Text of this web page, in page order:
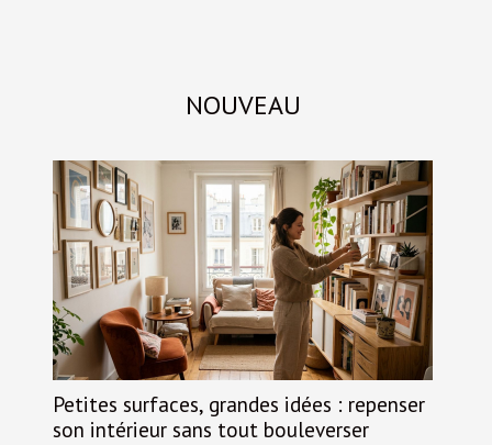
NOUVEAU
Petites surfaces, grandes idées : repenser
son intérieur sans tout bouleverser